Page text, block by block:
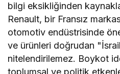
bilgi eksikliğinden
Renault, bir Fransız
otomotiv endüstrisinde
ve ürünleri doğrudan
nitelendirilemez. Boykot
toplumsal ve politik